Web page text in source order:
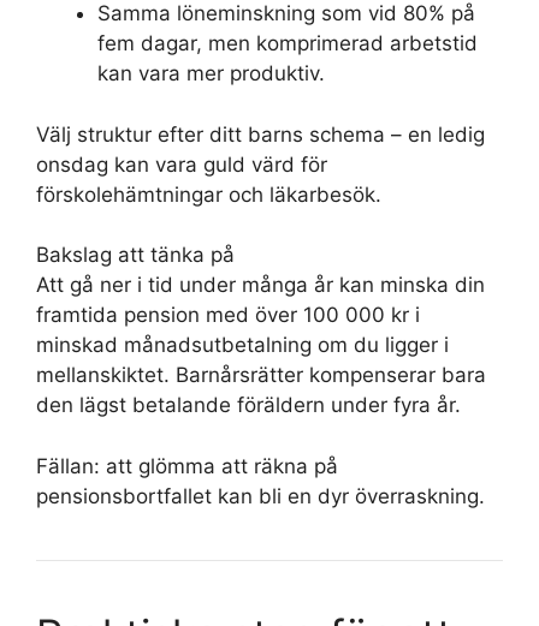
Samma löneminskning som vid 80% på
fem dagar, men komprimerad arbetstid
kan vara mer produktiv.
Välj struktur efter ditt barns schema – en ledig
onsdag kan vara guld värd för
förskolehämtningar och läkarbesök.
Bakslag att tänka på
Att gå ner i tid under många år kan minska din
framtida pension med över 100 000 kr i
minskad månadsutbetalning om du ligger i
mellanskiktet. Barnårsrätter kompenserar bara
den lägst betalande föräldern under fyra år.
Fällan: att glömma att räkna på
pensionsbortfallet kan bli en dyr överraskning.